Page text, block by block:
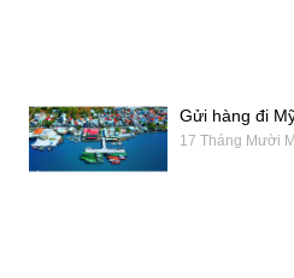
Gửi hàng đi
17 Tháng Mười